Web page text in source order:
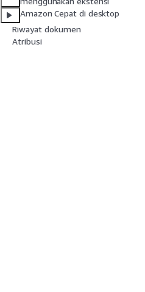
Amazon Cepat di desktop
Riwayat dokumen
Atribusi